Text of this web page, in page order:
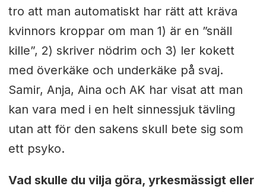
tro att man automatiskt har rätt att kräva
kvinnors kroppar om man 1) är en ”snäll
kille”, 2) skriver nödrim och 3) ler kokett
med överkäke och underkäke på svaj.
Samir, Anja, Aina och AK har visat att man
kan vara med i en helt sinnessjuk tävling
utan att för den sakens skull bete sig som
ett psyko.
Vad skulle du vilja göra, yrkesmässigt eller